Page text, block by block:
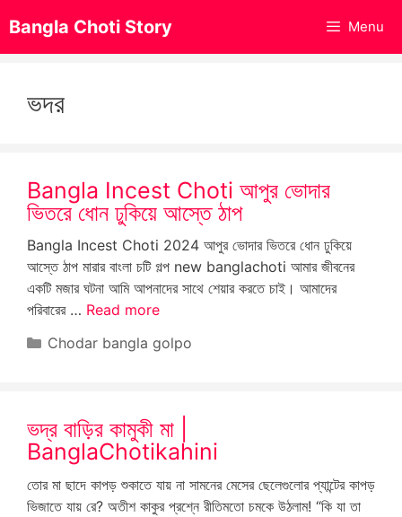
to
content
Bangla Choti Story Menu
ভদর
Bangla Incest Choti আপুর ভোদার
ভিতরে ধোন ঢুকিয়ে আস্তে ঠাপ
Bangla Incest Choti 2024 আপুর ভোদার ভিতরে ধোন ঢুকিয়ে
আস্তে ঠাপ মারার বাংলা চটি গল্প new banglachoti আমার জীবনের
একটি মজার ঘটনা আমি আপনাদের সাথে শেয়ার করতে চাই। আমাদের
পরিবারের … Read more
Categories
Chodar bangla golpo
ভদ্র বাড়ির কামুকী মা |
BanglaChotikahini
তোর মা ছাদে কাপড় শুকাতে যায় না সামনের মেসের ছেলেগুলোর প্যান্টের কাপড়
ভিজাতে যায় রে? অতীশ কাকুর প্রশ্নে রীতিমতো চমকে উঠলাম! “কি যা তা